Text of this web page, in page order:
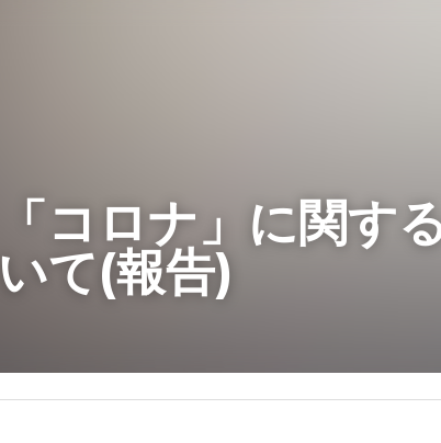
「コロナ」に関す
いて(報告)